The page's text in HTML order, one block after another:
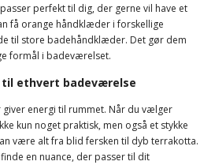
perfekt til dig, der gerne vil have et
få orange håndklæder i forskellige
til store badehåndklæder. Det gør dem
formål i badeværelset.
ethvert badeværelse
giver energi til rummet. Når du vælger
kun noget praktisk, men også et stykke
være alt fra blid fersken til dyb terrakotta.
en nuance, der passer til dit